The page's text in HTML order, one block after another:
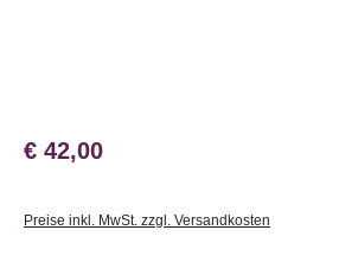
€ 42,00
Preise inkl. MwSt. zzgl. Versandkosten